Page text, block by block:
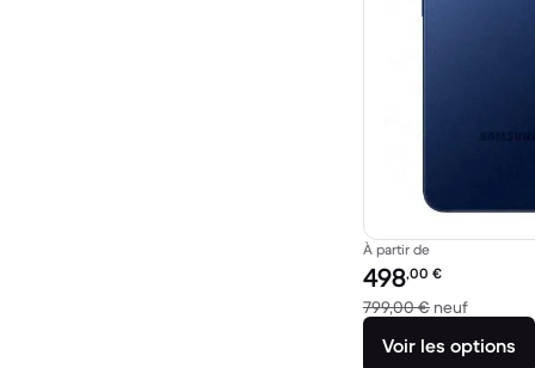
À partir de
Prix reconditionné :
498,00 €
799,00 € neufcontre
Voir les options